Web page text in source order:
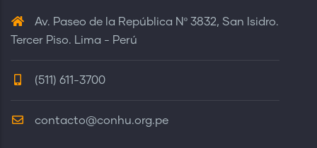
Av. Paseo de la República Nº 3832, San Isidro.
Tercer Piso. Lima - Perú
(511) 611-3700
contacto@conhu.org.pe